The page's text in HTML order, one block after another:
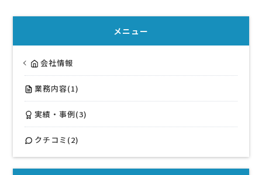
メニュー
会社情報
業務内容(1)
実績・事例(3)
クチコミ(2)